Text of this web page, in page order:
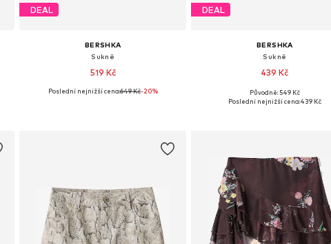
DEAL
BERSHKA
Sukně
519 Kč
Dostupné v mnoha velikostech
Poslední nejnižší cena:649 Kč-20%
DEAL
BERSHKA
Sukně
439 Kč
Dostupné velikosti: 34, 36, 38, 40
Původně: 549 Kč
Poslední nejnižší cena:439 Kč